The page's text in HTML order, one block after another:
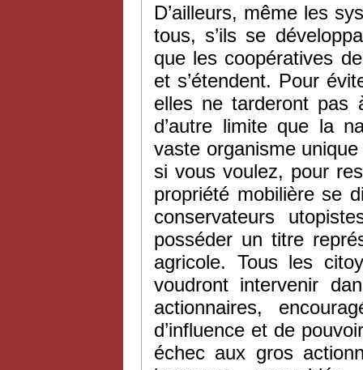
D’ailleurs, même les
tous, s’ils se
que les coopératives
et s’étendent. Pour
elles ne tarderont pas
d’autre limite que la
vaste organisme
si vous voulez, pour
propriété mobilière se
conservateurs
posséder un titre
agricole. Tous les
voudront intervenir
actionnaires,
d’influence et de
échec aux gros